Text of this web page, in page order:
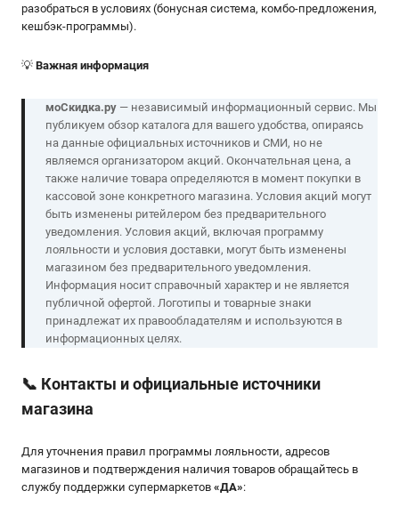
разобраться в условиях (бонусная система, комбо-предложения,
кешбэк-программы).
💡 Важная информация
моСкидка.ру— независимый информационный сервис. Мы
публикуем обзор каталога для вашего удобства, опираясь
на данные официальных источников и СМИ, но не
являемся организатором акций. Окончательная цена, а
также наличие товара определяются в момент покупки в
кассовой зоне конкретного магазина. Условия акций могут
быть изменены ритейлером без предварительного
уведомления. Условия акций, включая программу
лояльности и условия доставки, могут быть изменены
магазином без предварительного уведомления.
Информация носит справочный характер и не является
публичной офертой. Логотипы и товарные знаки
принадлежат их правообладателям и используются в
информационных целях.
📞 Контакты и официальные источники
магазина
Для уточнения правил программы лояльности, адресов
магазинов и подтверждения наличия товаров обращайтесь в
службу поддержки супермаркетов «ДА»: